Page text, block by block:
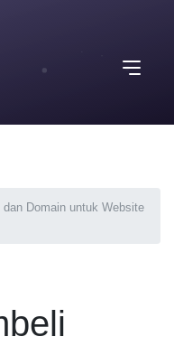
Domain untuk Website